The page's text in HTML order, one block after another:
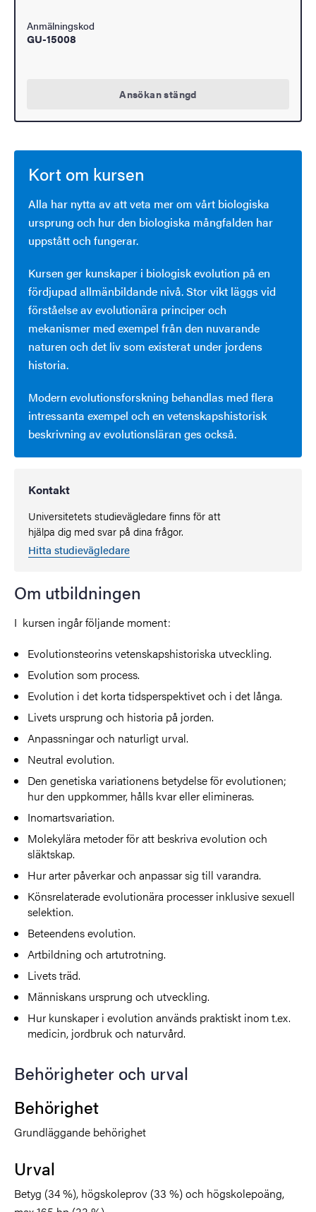
Anmälningskod
GU-15008
Ansökan stängd
Kort om kursen
Alla har nytta av att veta mer om vårt biologiska
ursprung och hur den biologiska mångfalden har
uppstått och fungerar.
Kursen ger kunskaper i biologisk evolution på en
fördjupad allmänbildande nivå. Stor vikt läggs vid
förståelse av evolutionära principer och
mekanismer med exempel från den nuvarande
naturen och det liv som existerat under jordens
historia.
Modern evolutionsforskning behandlas med flera
intressanta exempel och en vetenskapshistorisk
beskrivning av evolutionsläran ges också.
Kontakt
Universitetets studievägledare finns för att
hjälpa dig med svar på dina frågor.
Hitta studievägledare
Om utbildningen
I kursen ingår följande moment:
Evolutionsteorins vetenskapshistoriska utveckling.
Evolution som process.
Evolution i det korta tidsperspektivet och i det långa.
Livets ursprung och historia på jorden.
Anpassningar och naturligt urval.
Neutral evolution.
Den genetiska variationens betydelse för evolutionen;
hur den uppkommer, hålls kvar eller elimineras.
Inomartsvariation.
Molekylära metoder för att beskriva evolution och
släktskap.
Hur arter påverkar och anpassar sig till varandra.
Könsrelaterade evolutionära processer inklusive sexuell
selektion.
Beteendens evolution.
Artbildning och artutrotning.
Livets träd.
Människans ursprung och utveckling.
Hur kunskaper i evolution används praktiskt inom t.ex.
medicin, jordbruk och naturvård.
Behörigheter och urval
Behörighet
Grundläggande behörighet
Urval
Betyg (34 %), högskoleprov (33 %) och högskolepoäng,